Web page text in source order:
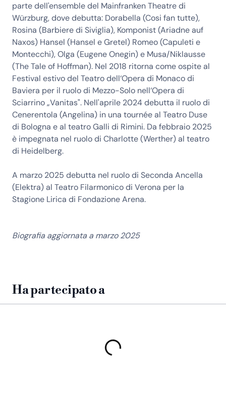
parte dell'ensemble del Mainfranken Theatre di
Würzburg, dove debutta: Dorabella (Cosi fan tutte),
Rosina (Barbiere di Siviglia), Komponist (Ariadne auf
Naxos) Hansel (Hansel e Gretel) Romeo (Capuleti e
Montecchi), Olga (Eugene Onegin) e Musa/Niklausse
(The Tale of Hoffman). Nel 2018 ritorna come ospite al
Festival estivo del Teatro dell‘Opera di Monaco di
Baviera per il ruolo di Mezzo-Solo nell‘Opera di
Sciarrino „Vanitas". Nell'aprile 2024 debutta il ruolo di
Cenerentola (Angelina) in una tournée al Teatro Duse
di Bologna e al teatro Galli di Rimini. Da febbraio 2025
è impegnata nel ruolo di Charlotte (Werther) al teatro
di Heidelberg.
A marzo 2025 debutta nel ruolo di Seconda Ancella
(Elektra) al Teatro Filarmonico di Verona per la
Stagione Lirica di Fondazione Arena.
Biografia aggiornata a marzo 2025
Ha partecipato a